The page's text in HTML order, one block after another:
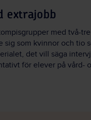
extrajobb
med två-
som kvinnor och tio
det vill säga
för elever på vård-